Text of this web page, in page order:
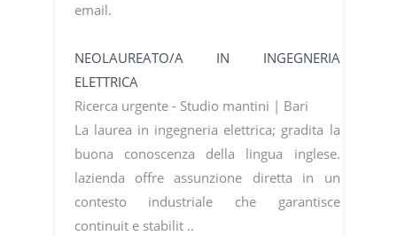
email.
NEOLAUREATO/A IN INGEGNERIA
ELETTRICA
Ricerca urgente - Studio mantini | Bari
La laurea in ingegneria elettrica; gradita la
buona conoscenza della lingua inglese.
lazienda offre assunzione diretta in un
contesto industriale che garantisce
continuit e stabilit ..